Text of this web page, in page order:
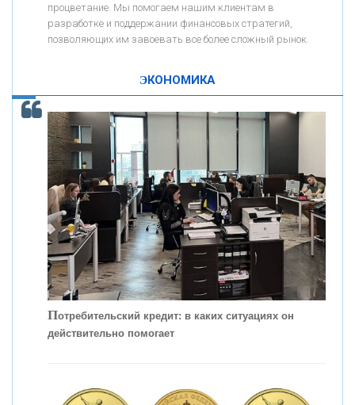
«АВТОГРАДБАНК»
ОНАС
КОНТАКТЫ
К ак Система быстрых платежей за пять лет
процветание. Мы помогаем нашим клиентам в
разработке и поддержании финансовых стратегий,
позволяющих им завоевать все более сложный рынок.
ЭКОНОМИКА
Потребительский кредит: в каких ситуациях он
действительно помогает